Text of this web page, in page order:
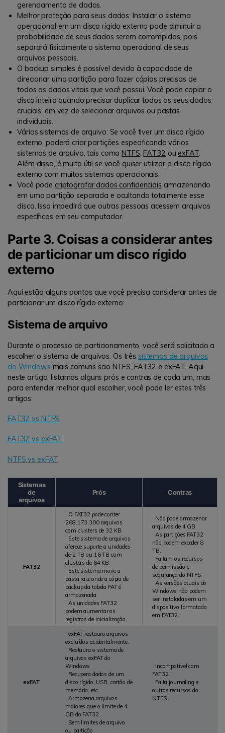
gerenciamento de dados.
Melhor proteção para seus dados: Instalar o sistema
operacional em um disco rígido externo pode diminuir a
probabilidade de seus dados serem corrompidos, pois
separará fisicamente o sistema operacional de seus
arquivos pessoais.
O backup simples é possível devido à capacidade de
direcionar uma partição para fazer cópias precisas de
todos os dados vitais que você possui. Você pode copiar o
disco inteiro quando precisar duplicar todos os seus dados
cruciais, em vez de selecionar arquivos ou pastas
individuais.
Vários sistemas de arquivo: Se você tiver um disco rígido
externo, poderá criar partições especificando vários
sistemas de arquivo, tais comoNTFS,FAT32 ou exFAT.
Além disso, é muito útil se você quiser utilizar o disco rígido
externo com muitos sistemas operacionais.
Você pode criptografar dados confidenciais armazenando
em uma partição separada e ocultando totalmente esse
disco. Isso impedirá que outras pessoas acessem arquivos
específicos em seu computador.
Parte 3. Coisas a considerar antes
de particionar um disco rígido
externo
Aqui estão alguns pontos que você precisa considerar antes de
particionar um disco rígido externo:
Sistema de arquivo
Durante o processo de particionamento, você será solicitado a
escolher o sistema de arquivos. Os três sistemas de arquivos
do Windows mais comuns são NTFS, FAT32 e exFAT. Aqui
neste artigo, listamos alguns prós e contras de cada um, mas
para entender melhor qual escolher, você pode ler estes três
artigos:
FAT32 vs NTFS
FAT32 vs exFAT
NTFS vs exFAT
Sistemas
de
arquivos
Prós Contras
FAT32
· O FAT32 pode conter
268.173.300 arquivos
com clusters de 32 KB.
· Este sistema de arquivos
oferece suporte a unidades
de 2 TB ou 16 TB com
clusters de 64 KB.
· Este sistema move a
pasta raiz onde a cópia de
backup da tabela FAT é
armazenada.
· As unidades FAT32
podem aumentar os
registros de inicialização.
· Não pode armazenar
arquivos de 4 GB.
· As partições FAT32
não podem exceder 8
TB.
· Faltam os recursos
de permissão e
segurança do NTFS.
· As versões atuais do
Windows não podem
ser instaladas em um
dispositivo formatado
em FAT32.
exFAT
· exFAT restaura arquivos
excluídos acidentalmente.
· Restaura o sistema de
arquivos exFAT do
Windows
· Recupera dados de um
disco rígido, USB, cartão de
memória, etc.
· Armazena arquivos
maiores que o limite de 4
GB do FAT32.
· Sem limites de arquivo
ou partição
· Incompatível com
FAT32
· Falta journaling e
outros recursos do
NTFS.